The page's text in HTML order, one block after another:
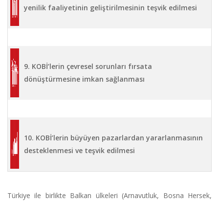
yenilik faaliyetinin geliştirilmesinin teşvik edilmesi
9. KOBİ’lerin çevresel sorunları fırsata
dönüştürmesine imkan sağlanması
10. KOBİ’lerin büyüyen pazarlardan yararlanmasının
desteklenmesi ve teşvik edilmesi
Türkiye ile birlikte Balkan ülkeleri (Arnavutluk, Bosna Hersek,